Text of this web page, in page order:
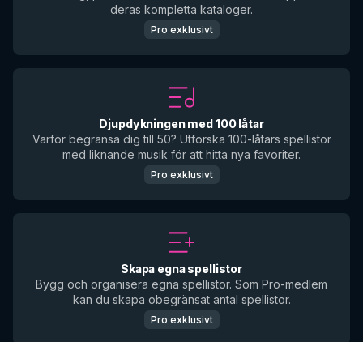
deras kompletta kataloger.
Pro exklusivt
Djupdykningen med 100 låtar
Varför begränsa dig till 50? Utforska 100-låtars spellistor
med liknande musik för att hitta nya favoriter.
Pro exklusivt
Skapa egna spellistor
Bygg och organisera egna spellistor. Som Pro-medlem
kan du skapa obegränsat antal spellistor.
Pro exklusivt